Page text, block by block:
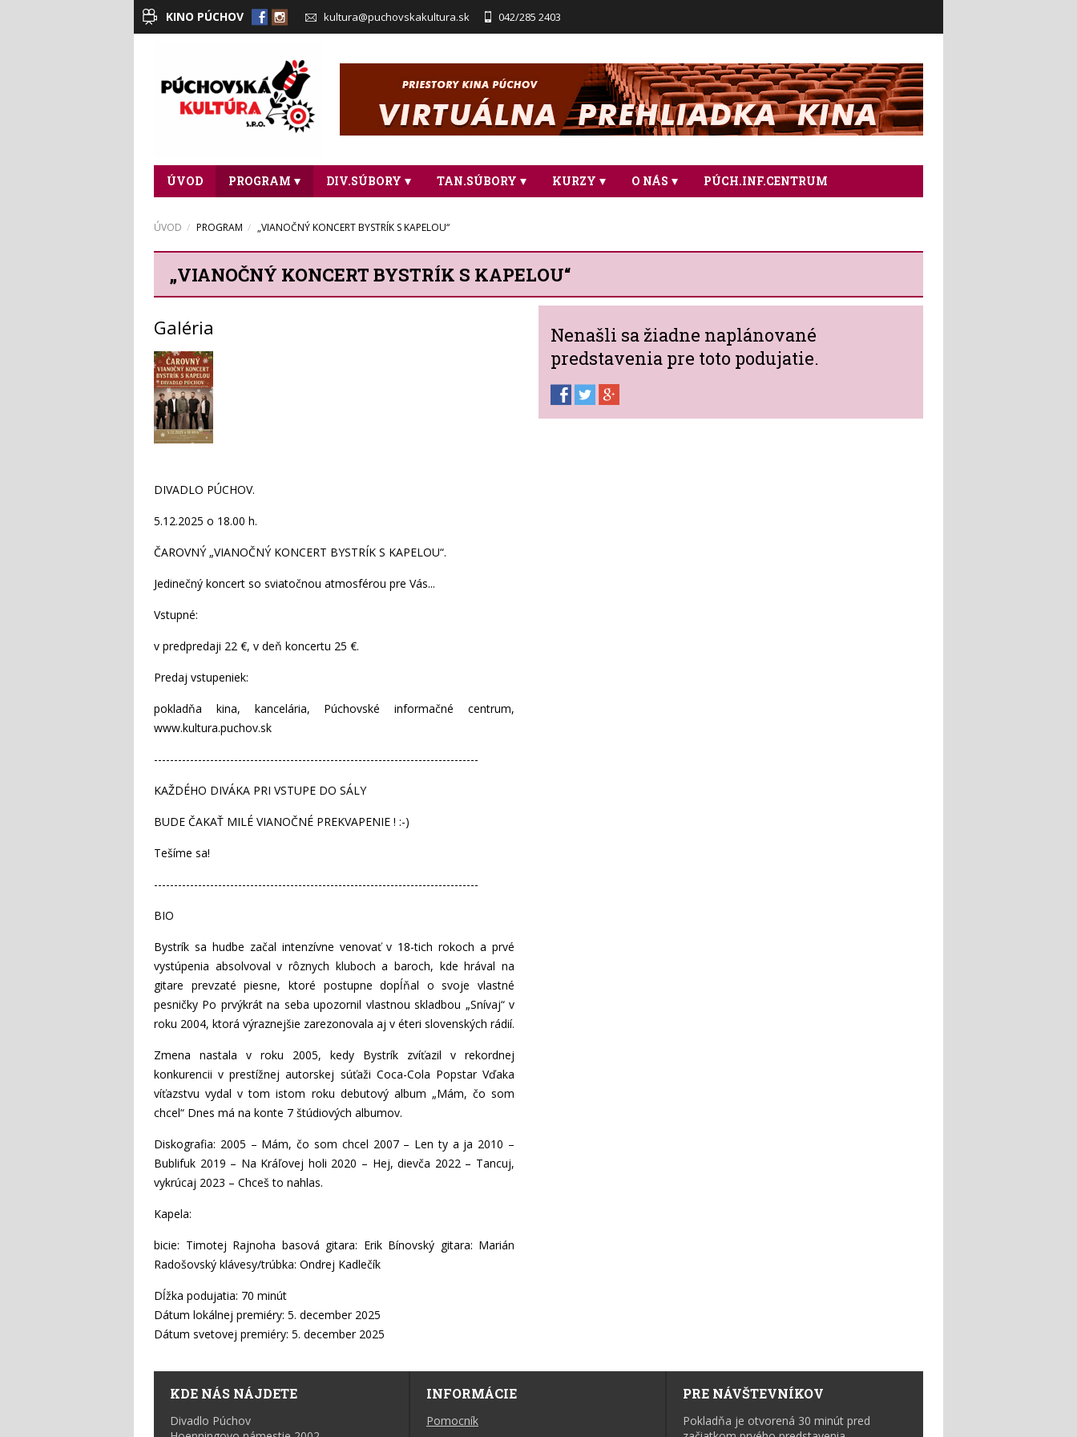
KINO PÚCHOV kultura@puchovskakultura.sk 042/285 2403
ÚVOD PROGRAM DIV.SÚBORY TAN.SÚBORY KURZY O NÁS PÚCH.INF.CENTRUM
ÚVOD PROGRAM „VIANOČNÝ KONCERT BYSTRÍK S KAPELOU“
„VIANOČNÝ KONCERT BYSTRÍK S KAPELOU“
Galéria
DIVADLO PÚCHOV.
5.12.2025 o 18.00 h.
ČAROVNÝ „VIANOČNÝ KONCERT BYSTRÍK S KAPELOU“.
Jedinečný koncert so sviatočnou atmosférou pre Vás...
Vstupné:
v predpredaji 22 €, v deň koncertu 25 €.
Predaj vstupeniek:
pokladňa kina, kancelária, Púchovské informačné centrum,
www.kultura.puchov.sk
---------------------------------------------------------------------------------
KAŽDÉHO DIVÁKA PRI VSTUPE DO SÁLY
BUDE ČAKAŤ MILÉ VIANOČNÉ PREKVAPENIE ! :-)
Tešíme sa!
---------------------------------------------------------------------------------
BIO
Bystrík sa hudbe začal intenzívne venovať v 18-tich rokoch a prvé
vystúpenia absolvoval v rôznych kluboch a baroch, kde hrával na
gitare prevzaté piesne, ktoré postupne dopĺňal o svoje vlastné
pesničky Po prvýkrát na seba upozornil vlastnou skladbou „Snívaj“ v
roku 2004, ktorá výraznejšie zarezonovala aj v éteri slovenských rádií.
Zmena nastala v roku 2005, kedy Bystrík zvíťazil v rekordnej
konkurencii v prestížnej autorskej súťaži Coca-Cola Popstar Vďaka
víťazstvu vydal v tom istom roku debutový album „Mám, čo som
chcel“ Dnes má na konte 7 štúdiových albumov.
Diskografia: 2005 – Mám, čo som chcel 2007 – Len ty a ja 2010 –
Bublifuk 2019 – Na Kráľovej holi 2020 – Hej, dievča 2022 – Tancuj,
vykrúcaj 2023 – Chceš to nahlas.
Kapela:
bicie: Timotej Rajnoha basová gitara: Erik Bínovský gitara: Marián
Radošovský klávesy/trúbka: Ondrej Kadlečík
Dĺžka podujatia: 70 minút
Dátum lokálnej premiéry: 5. december 2025
Dátum svetovej premiéry: 5. december 2025
Nenašli sa žiadne naplánované
predstavenia pre toto podujatie.
KDE NÁS NÁJDETE
Divadlo Púchov
INFORMÁCIE
Pomocník
PRE NÁVŠTEVNÍKOV
Pokladňa je otvorená 30 minút pred